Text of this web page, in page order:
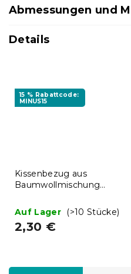
Abmessungen und
Details
15 % Rabattcode:
MINUS15
Kissenbezug aus
Baumwollmischung
70x90 cm, cremefarben
Auf Lager (>10 Stücke)
2,30 €